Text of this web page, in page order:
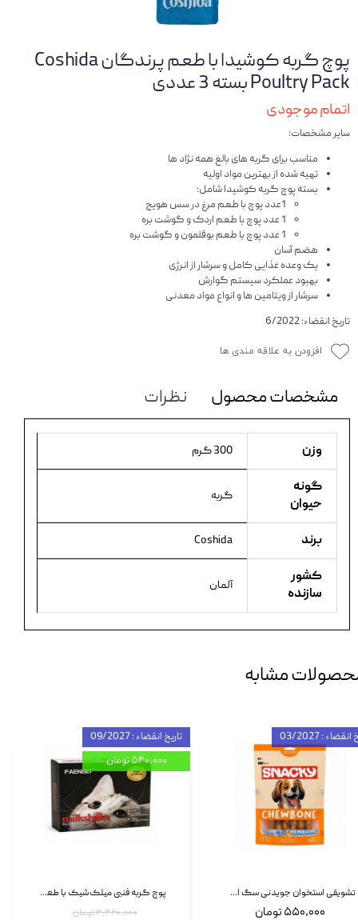
پوچ گربه کوشیدا با طعم پرندگان Coshida
Poultry Pack بسته 3 عددی
اتمام موجودی
سایر مشخصات:
مناسب برای گربه های بالغ همه نژاد ها
تهیه شده از بهترین مواد اولیه
بسته پوچ گربه کوشیدا شامل:
1عدد پوچ با طعم مرغ در سس هویج
1 عدد پوچ با طعم اردک و گوشت بره
1 عدد پوچ با طعم بوقلمون و گوشت بره
هضم آسان
یک وعده غذایی کامل و سرشار از انرژی
بهبود عملکرد سیستم گوارش
سرشار از ویتامین ها و انواع مواد معدنی
تاریخ انقضاء: 6/2022
افزودن به علاقه مندی ها
مشخصات محصول نظرات
وزن 300 گرم
گونه
حیوان
گربه
برند Coshida
کشور
سازنده
آلمان
مشابه
پوچ گربه فنبی میلک‌شیک با طعم مرغ Faenbei Cat Milk Shake Pouch بسته 12 عددی
۳,۴۲۰,۰۰۰ تومان
تاریخ انقضاء : 09/2027
۵۴۰,۰۰۰ تومان
تشویقی استخوان جویدنی سگ اسنکی کرانچی با طعم مرغ Snacky Crunchy Munchy وزن 100 گرم
۵۵۰,۰۰۰ تومان
: 03/2027